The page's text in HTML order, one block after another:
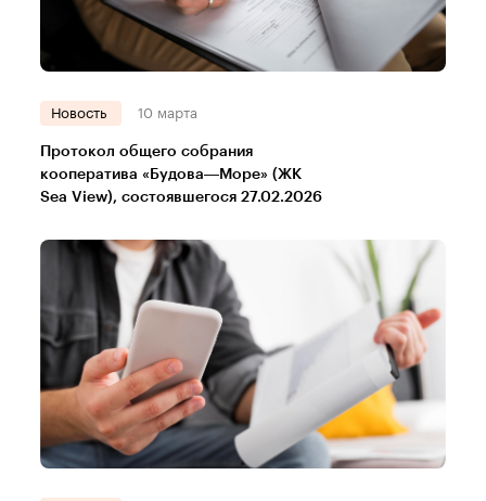
Новость 10 марта
Протокол общего собрания
кооператива «Будова—Море» (ЖК
Sea View), состоявшегося 27.02.2026